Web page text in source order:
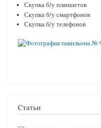
Скупка б/у планшетов
Скупка б/у смартфонов
Скупка б/у телефонов
Cтатьи